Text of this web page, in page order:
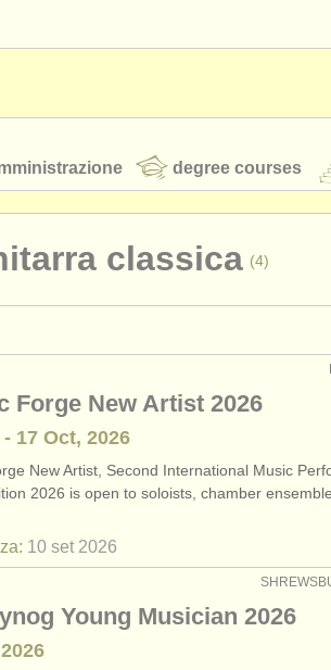
degree courses
accedi
classica (4)
classica
(1)
Forge New Artist 2026
17 Oct, 2026
New Artist, Second International Music
2026 is open to soloists, chamber
10 set 2026
Young Musician 2026
2026